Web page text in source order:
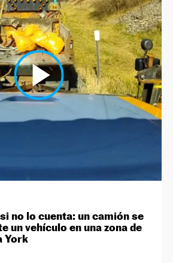
no lo cuenta: un camión se
un vehículo en una zona de
York